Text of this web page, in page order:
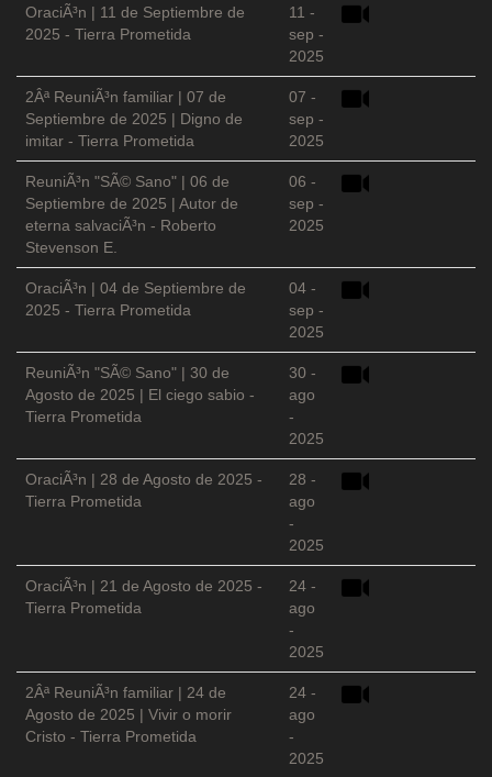
OraciÃ³n | 11 de Septiembre de
2025 - Tierra Prometida
11 -
sep -
2025
2Âª ReuniÃ³n familiar | 07 de
Septiembre de 2025 | Digno de
imitar - Tierra Prometida
07 -
sep -
2025
ReuniÃ³n "SÃ© Sano" | 06 de
Septiembre de 2025 | Autor de
eterna salvaciÃ³n - Roberto
Stevenson E.
06 -
sep -
2025
OraciÃ³n | 04 de Septiembre de
2025 - Tierra Prometida
04 -
sep -
2025
ReuniÃ³n "SÃ© Sano" | 30 de
Agosto de 2025 | El ciego sabio -
Tierra Prometida
30 -
ago
-
2025
OraciÃ³n | 28 de Agosto de 2025 -
Tierra Prometida
28 -
ago
-
2025
OraciÃ³n | 21 de Agosto de 2025 -
Tierra Prometida
24 -
ago
-
2025
2Âª ReuniÃ³n familiar | 24 de
Agosto de 2025 | Vivir o morir
Cristo - Tierra Prometida
24 -
ago
-
2025